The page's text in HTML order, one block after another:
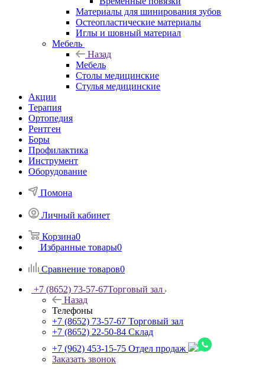
Материалы для шинирования зубов
Остеопластические материалы
Иглы и шовный материал
Мебель
Назад
Мебель
Столы медицинские
Стулья медицинские
Акции
Терапия
Ортопедия
Рентген
Боры
Профилактика
Инструмент
Оборудование
Помона
Личный кабинет
Корзина0
Избранные товары0
Сравнение товаров0
+7 (8652) 73-57-67Торговый зал
Назад
Телефоны
+7 (8652) 73-57-67 Торговый зал
+7 (8652) 22-50-84 Склад
+7 (962) 453-15-75 Отдел продаж
Заказать звонок